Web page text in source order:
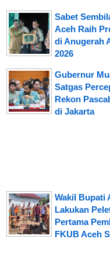
Sabet
Aceh Raih
di Anugerah
2026
Gubernur
Satgas
Rekon
di Jakarta
Wakil Bupati
Lakukan
Pertama
FKUB Aceh